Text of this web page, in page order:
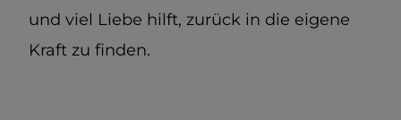
und viel Liebe hilft, zurück in die eigene
Kraft zu finden.